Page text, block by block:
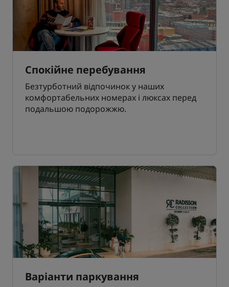
Спокійне перебування
Безтурботний відпочинок у наших
комфортабельних номерах і люксах перед
подальшою подорожжю.
Варіанти паркування